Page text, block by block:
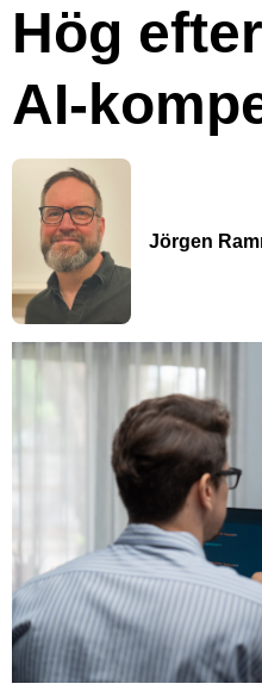
Hög
AI-
Jörgen